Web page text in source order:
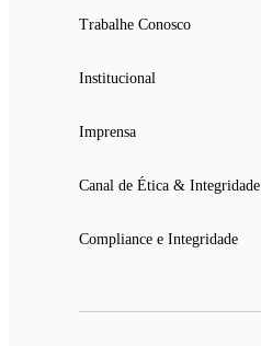
Trabalhe Conosco
Institucional
Imprensa
Canal de Ética & Integridade
Compliance e Integridade